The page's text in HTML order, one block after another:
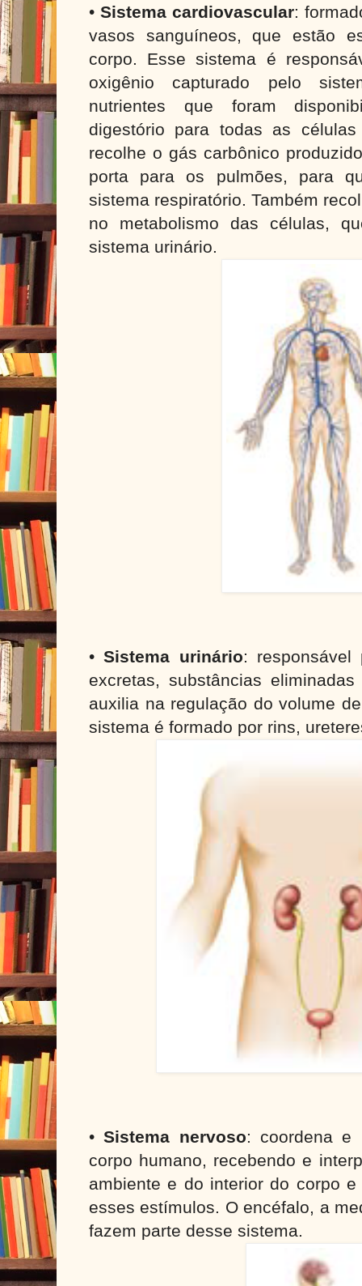
• Sistema cardiovascular:
vasos sanguíneos, que estão
corpo. Esse sistema é
oxigênio capturado pelo
nutrientes que foram
digestório para todas as
recolhe o gás carbônico
porta para os pulmões, para
sistema respiratório. Também
no metabolismo das células,
sistema urinário.
•Sistema urinário:
excretas, substâncias
auxilia na regulação do volume
sistema é formado por rins,
•Sistema nervoso: coordena e
corpo humano, recebendo e
ambiente e do interior do corpo
esses estímulos. O encéfalo, a
fazem parte desse sistema.